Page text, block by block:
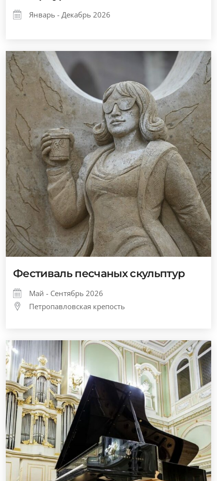
Январь - Декабрь 2026
Фестиваль песчаных скульптур
Май - Сентябрь 2026
Петропавловская крепость